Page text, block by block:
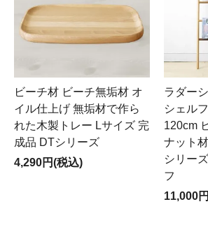
ビーチ材 ビーチ無垢材 オ
イル仕上げ 無垢材で作ら
れた木製トレー Lサイズ 完
成品 DTシリーズ
4,290円(税込)
ラダー
シェル
120cm
ナット
シリー
フ
11,000